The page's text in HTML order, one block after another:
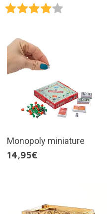
Monopoly miniature
14,95€